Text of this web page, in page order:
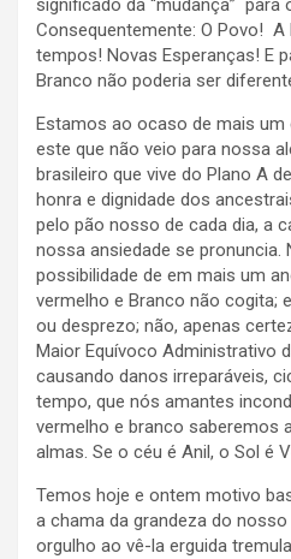
significado da “mudança” para
Consequentemente: O Povo!
tempos! Novas Esperanças! E
Branco não poderia ser
Estamos ao ocaso de mais
este que não veio para nossa
brasileiro que vive do Plano A
honra e dignidade dos
pelo pão nosso de cada dia, a
nossa ansiedade se pronuncia.
possibilidade de em mais um
vermelho e Branco não cogita;
ou desprezo; não, apenas
Maior Equívoco Administrativo
causando danos irreparáveis,
tempo, que nós amantes
vermelho e branco saberemos
almas. Se o céu é Anil, o Sol é
Temos hoje e ontem motivo
a chama da grandeza do
orgulho ao vê-la erguida